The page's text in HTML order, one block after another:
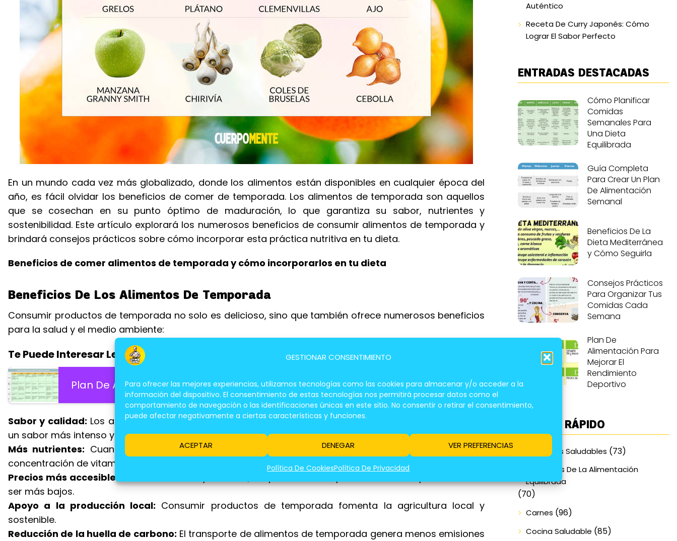
GESTIONAR CONSENTIMIENTO
Para ofrecer las mejores experiencias, utilizamos tecnologías como las cookies para almacenar y/o acceder a la
información del dispositivo. El consentimiento de estas tecnologías nos permitirá procesar datos como el
comportamiento de navegación o las identificaciones únicas en este sitio. No consentir o retirar el consentimiento,
puede afectar negativamente a ciertas características y funciones.
ACEPTAR DENEGAR VER PREFERENCIAS
Política De CookiesPolítica De Privacidad
En un mundo cada vez más globalizado, donde los alimentos están disponibles en cualquier época del
año, es fácil olvidar los beneficios de comer de temporada. Los alimentos de temporada son aquellos
que se cosechan en su punto óptimo de maduración, lo que garantiza su sabor, nutrientes y
sostenibilidad. Este artículo explorará los numerosos beneficios de consumir alimentos de temporada y
brindará consejos prácticos sobre cómo incorporar esta práctica nutritiva en tu dieta.
Beneficios de comer alimentos de temporada y cómo incorporarlos en tu dieta
Beneficios De Los Alimentos De Temporada
Consumir productos de temporada no solo es delicioso, sino que también ofrece numerosos beneficios
para la salud y el medio ambiente:
Te Puede Interesar Leer:
Plan De Alimentación Para Un Embarazo Saludable
Sabor y calidad: Los alimentos de temporada están en su punto de maduración, lo que se traduce en
un sabor más intenso y una textura más agradable.
Más nutrientes: Cuando se consumen en temporada, las frutas y verduras contienen una mayor
concentración de vitaminas, minerales y antioxidantes.
Precios más accesibles:
ser más bajos.
Apoyo a la producción local: Consumir productos de temporada fomenta la agricultura local y
sostenible.
Reducción de la huella de carbono: El transporte de alimentos de temporada genera menos emisiones
Auténtico
Receta De Curry Japonés: Cómo
Lograr El Sabor Perfecto
ENTRADAS DESTACADAS
Cómo Planificar
Comidas
Semanales Para
Una Dieta
Equilibrada
Guía Completa
Para Crear Un Plan
De Alimentación
Semanal
Beneficios De La
Dieta Mediterránea
y Cómo Seguirla
Consejos Prácticos
Para Organizar Tus
Comidas Cada
Semana
Plan De
Alimentación Para
Mejorar El
Rendimiento
Deportivo
ACCESO RÁPIDO
Alimentos Saludables (73)
Beneficios De La Alimentación
Equilibrada
(70)
Carnes (96)
Cocina Saludable (85)